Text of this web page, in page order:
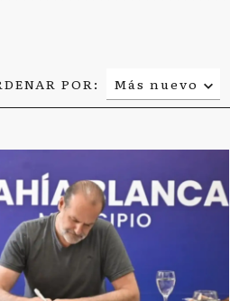
POR:
Más nuevo
Relevancia